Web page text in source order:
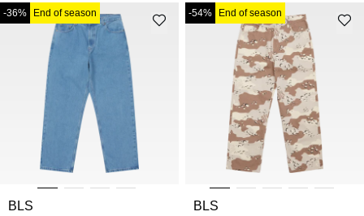
-36% End of season
BLS
-54% End of season
BLS